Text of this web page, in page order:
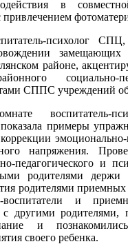
в
привлечением
психолог СПЦ,
районе,
социально-
СППС учреждений
воспитатель-
показала примеры
эмоционально-
напряжения.
педагогического и
родителями держи
родителями
воспитатели и
другими родителями,
и
своего ребенка.